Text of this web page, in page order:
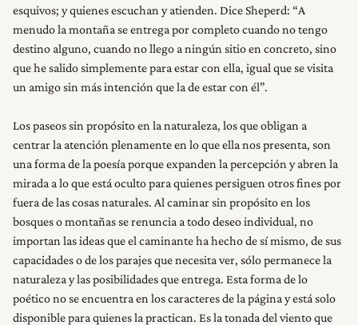
esquivos; y quienes escuchan y atienden. Dice Sheperd: “A
menudo la montaña se entrega por completo cuando no tengo
destino alguno, cuando no llego a ningún sitio en concreto, sino
que he salido simplemente para estar con ella, igual que se visita
un amigo sin más intención que la de estar con él”.
Los paseos sin propósito en la naturaleza, los que obligan a
centrar la atención plenamente en lo que ella nos presenta, son
una forma de la poesía porque expanden la percepción y abren la
mirada a lo que está oculto para quienes persiguen otros fines por
fuera de las cosas naturales. Al caminar sin propósito en los
bosques o montañas se renuncia a todo deseo individual, no
importan las ideas que el caminante ha hecho de sí mismo, de sus
capacidades o de los parajes que necesita ver, sólo permanece la
naturaleza y las posibilidades que entrega. Esta forma de lo
poético no se encuentra en los caracteres de la página y está solo
disponible para quienes la practican. Es la tonada del viento que